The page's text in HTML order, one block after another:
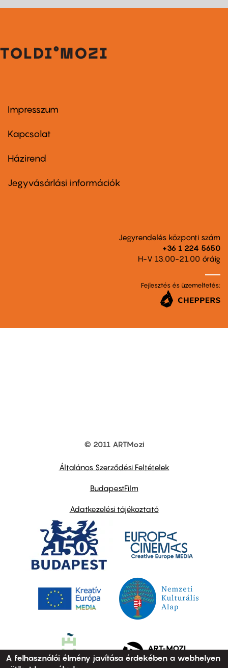
Footer
first
Impresszum
Kapcsolat
Footer
second
Házirend
Jegyvásárlási információk
Jegyrendelés központi szám
+36 1 224 5650
H-V 13.00-21.00 óráig
Fejlesztés és üzemeltetés:
© 2011 ARTMozi
Általános Szerződési Feltételek
BudapestFilm
Adatkezelési tájékoztató
A felhasználói élmény javítása érdekében a webhelyen